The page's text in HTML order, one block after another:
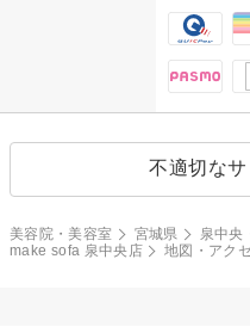
不適切な
美容院・美容室 宮城県 泉中央
make sofa 泉中央店
地図・アク